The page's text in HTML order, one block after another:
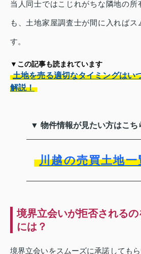
当人同士ではこじれがちな隣地の所
も、土地家屋調査士が間に入れば
す。
▼この記事も読まれています
土地を売る適切なタイミングはい
解説！
▼ 物件情報が見たい方はこ
川越の売買土地
境界立会いが拒否される
には？
境界立会いをスムーズに承諾しても